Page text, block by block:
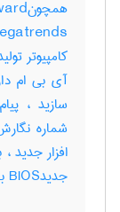
کامپیوتر
آی بی ام
شماره
افزار جدید
جدیدBIOS باید ایجاد گردد